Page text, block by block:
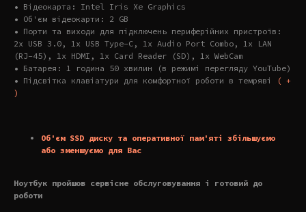
• Відеокарта: Intel Iris Xe Graphics
• Об'єм відеокарти: 2 GB
• Порти та виходи для підключень периферійних пристроїв:
2x USB 3.0, 1x USB Type-C, 1x Audio Port Combo, 1x LAN
(RJ-45), 1x HDMI, 1x Card Reader (SD), 1x WebCam
• Батарея: 1 година 50 хвилин (в режимі перегляду YouTube)
• Підсвітка клавіатури для комфортної роботи в темряві
( +
)
Об'єм SSD диску та оперативної пам'яті збільшуємо
або зменшуємо для Вас
Ноутбук пройшов сервісне обслуговування і готовий до
роботи